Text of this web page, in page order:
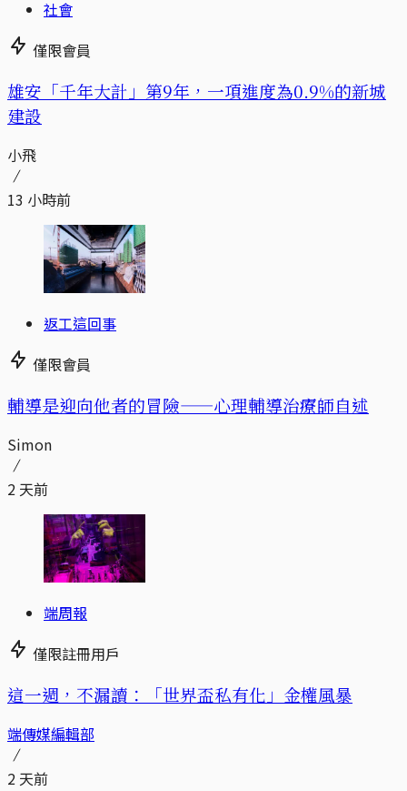
社會
僅限會員
​​雄安「千年大計」第9年，一項進度為0.9%的新城
建設
小飛
13 小時前
返工這回事
僅限會員
輔導是迎向他者的冒險——心理輔導治療師自述
Simon
2 天前
端周報
僅限註冊用戶
這一週，不漏讀：「世界盃私有化」金權風暴
端傳媒編輯部
2 天前